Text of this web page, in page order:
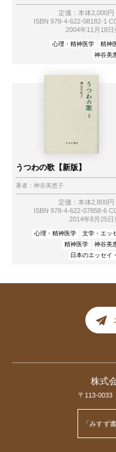
定価：本体2,000円
ISBN 978-4-622-08182-1
2004年11月18日
心理・精神医学
精神
神谷美
うつわの歌【新版】
著者： 神谷美恵子
定価：本体2,800円
ISBN 978-4-622-07858-6
2014年8月25日
心理・精神医学
文学・エッ
精神医学
神谷美
日本のエッセイ
株式
〒113-0033
「みすず